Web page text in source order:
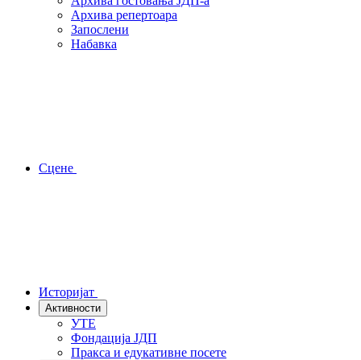
Архива репертоара
Запослени
Набавка
Сцене
Историјат
Активности
УТЕ
Фондација ЈДП
Пракса и едукативне посете